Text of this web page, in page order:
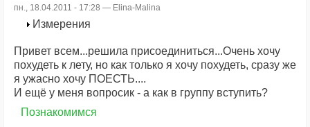
пн., 18.04.2011 - 17:28 — Elina-Malina
Измерения
Привет всем...решила присоединиться...Очень хочу
похудеть к лету, но как только я хочу похудеть, сразу же
я ужасно хочу ПОЕСТЬ....
И ещё у меня вопросик - а как в группу вступить?
Познакомимся